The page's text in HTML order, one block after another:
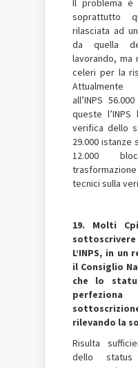
Il problema è
soprattutto
rilasciata ad
da quella
lavorando, ma
celeri per la
all’INPS
queste l’INPS
verifica dello
29.000
12.000
tecnici sulla
19. Molti
L’INPS, in
il Consiglio
che lo
rilevando la
Risulta
dello